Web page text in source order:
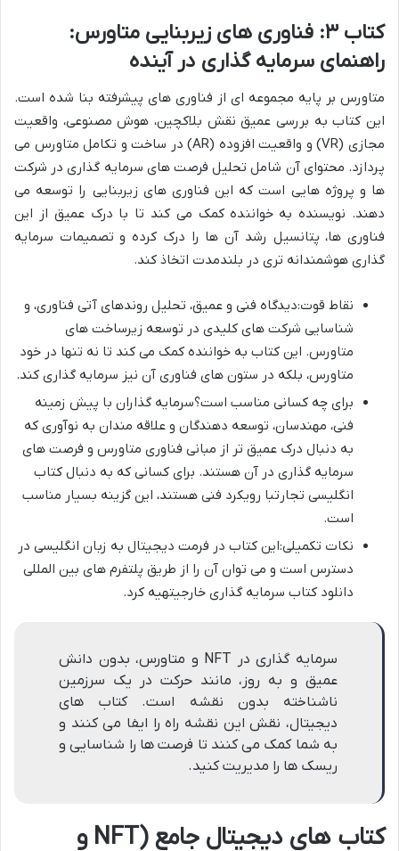
کتاب ۳: فناوری های زیربنایی متاورس:
راهنمای سرمایه گذاری در آینده
متاورس بر پایه مجموعه ای از فناوری های پیشرفته بنا شده است.
این کتاب به بررسی عمیق نقش بلاکچین، هوش مصنوعی، واقعیت
مجازی (VR) و واقعیت افزوده (AR) در ساخت و تکامل متاورس می
پردازد. محتوای آن شامل تحلیل فرصت های سرمایه گذاری در شرکت
ها و پروژه هایی است که این فناوری های زیربنایی را توسعه می
دهند. نویسنده به خواننده کمک می کند تا با درک عمیق از این
فناوری ها، پتانسیل رشد آن ها را درک کرده و تصمیمات سرمایه
گذاری هوشمندانه تری در بلندمدت اتخاذ کند.
نقاط قوت:دیدگاه فنی و عمیق، تحلیل روندهای آتی فناوری، و
شناسایی شرکت های کلیدی در توسعه زیرساخت های
متاورس. این کتاب به خواننده کمک می کند تا نه تنها در خود
متاورس، بلکه در ستون های فناوری آن نیز سرمایه گذاری کند.
برای چه کسانی مناسب است؟سرمایه گذاران با پیش زمینه
فنی، مهندسان، توسعه دهندگان و علاقه مندان به نوآوری که
به دنبال درک عمیق تر از مبانی فناوری متاورس و فرصت های
سرمایه گذاری در آن هستند. برای کسانی که به دنبال کتاب
انگلیسی تجارتبا رویکرد فنی هستند، این گزینه بسیار مناسب
است.
نکات تکمیلی:این کتاب در فرمت دیجیتال به زبان انگلیسی در
دسترس است و می توان آن را از طریق پلتفرم های بین المللی
دانلود کتاب سرمایه گذاری خارجیتهیه کرد.
سرمایه گذاری در NFT و متاورس، بدون دانش
عمیق و به روز، مانند حرکت در یک سرزمین
ناشناخته بدون نقشه است. کتاب های
دیجیتال، نقش این نقشه راه را ایفا می کنند و
به شما کمک می کنند تا فرصت ها را شناسایی و
ریسک ها را مدیریت کنید.
کتاب های دیجیتال جامع (NFT و